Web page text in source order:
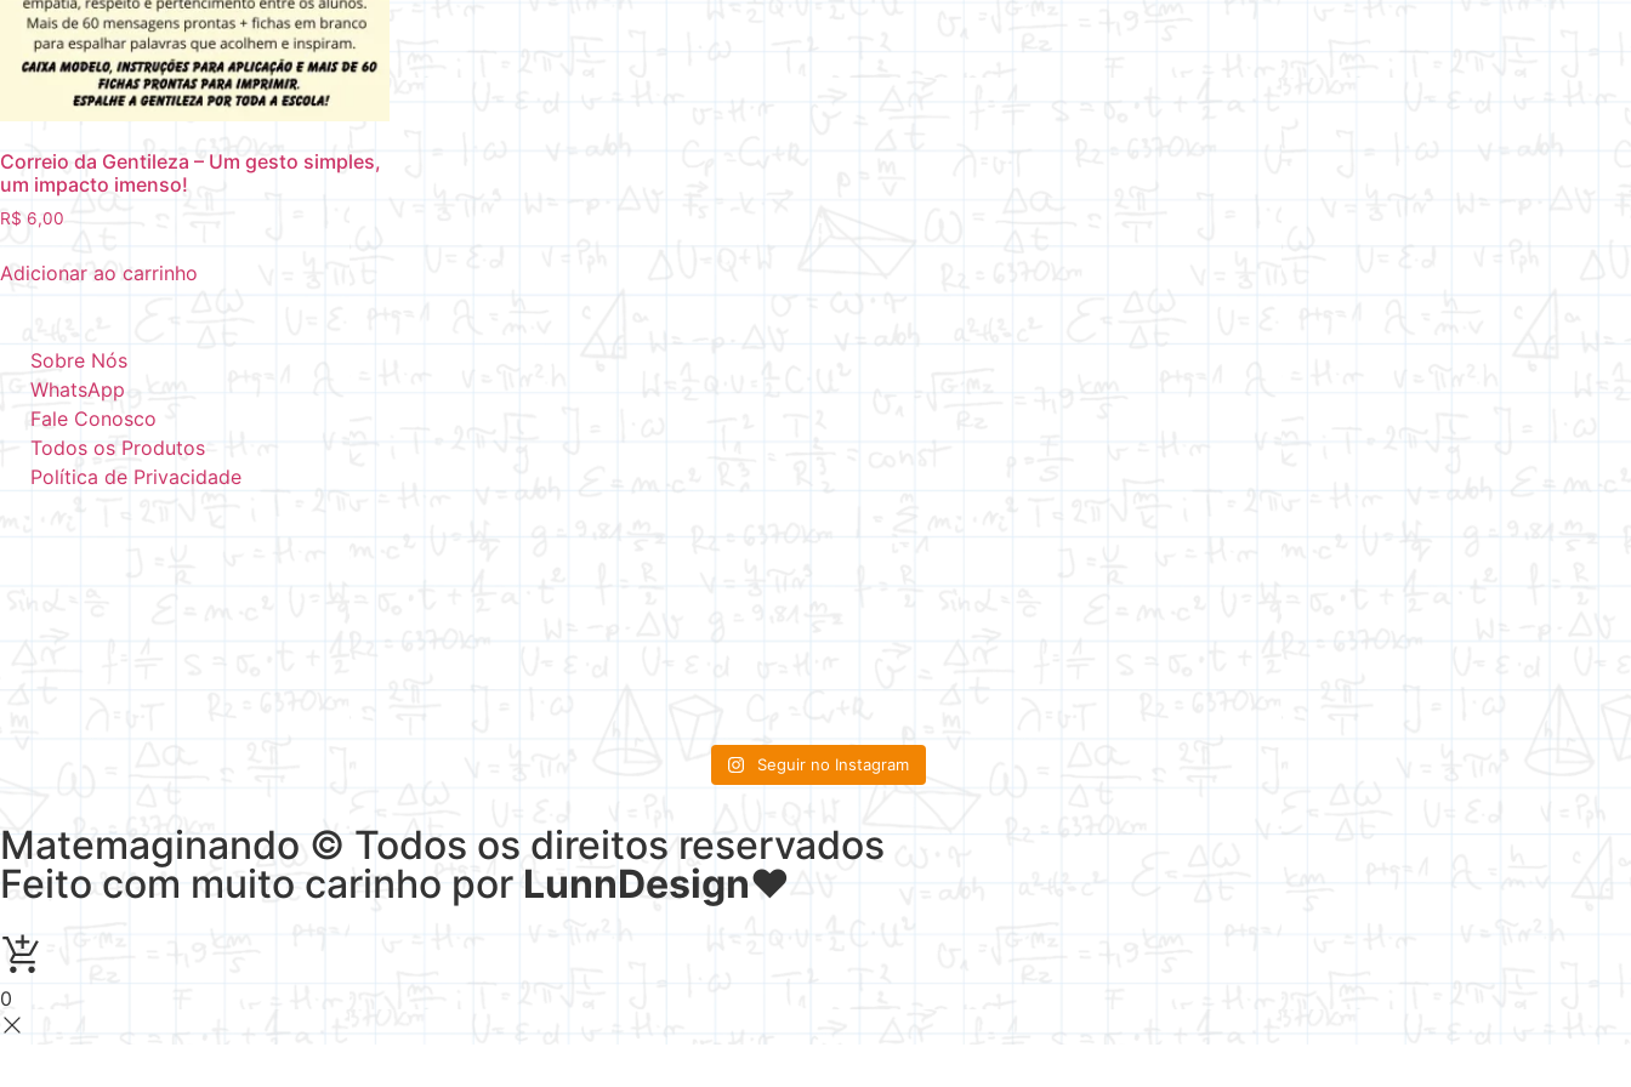
Correio da Gentileza – Um gesto simples,
um impacto imenso!
R$ 6,00
Adicionar ao carrinho
Sobre Nós
WhatsApp
Fale Conosco
Todos os Produtos
Política de Privacidade
Seguir no Instagram
Matemaginando © Todos os direitos reservados
Feito com muito carinho porLunnDesign♥
0